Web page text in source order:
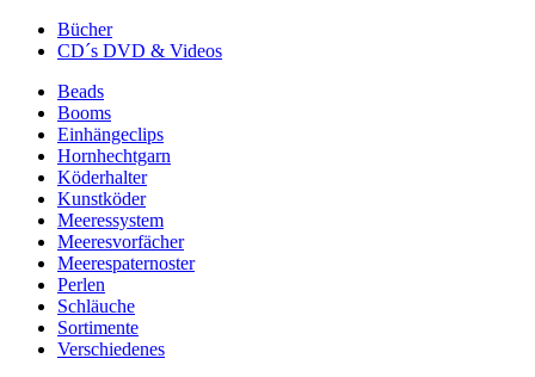
Bücher
CD´s DVD & Videos
Beads
Booms
Einhängeclips
Hornhechtgarn
Köderhalter
Kunstköder
Meeressystem
Meeresvorfächer
Meerespaternoster
Perlen
Schläuche
Sortimente
Verschiedenes